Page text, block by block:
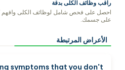
راقب وظائف الكلى بدقة
احصل على فحص شامل لوظائف الكلى وافهم
على جسمك.
الأعراض المرتبطة
symptoms that you don't